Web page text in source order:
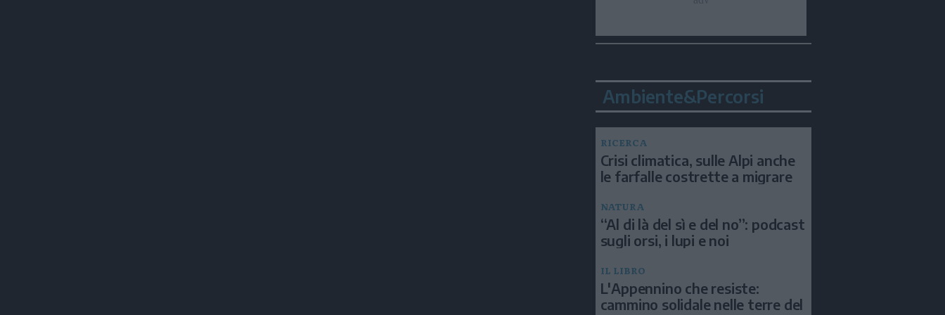
Ambiente&Percorsi
RICERCA
Crisi climatica, sulle Alpi anche
le farfalle costrette a migrare
NATURA
“Al di là del sì e del no”: podcast
sugli orsi, i lupi e noi
IL LIBRO
L'Appennino che resiste:
cammino solidale nelle terre del